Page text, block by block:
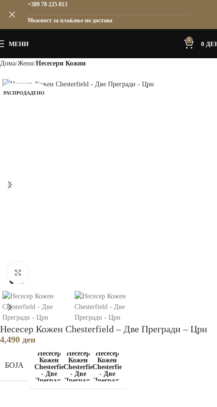
МЕНИ
0
0
Дома Жени Несесери Кожни
РАСПРОДАДЕНО
Несесер Кожен Chesterfield – Две Прегради – Црн
4,490 ден
БОЈА
+389 78 225 813
Можност за плаќање по достава